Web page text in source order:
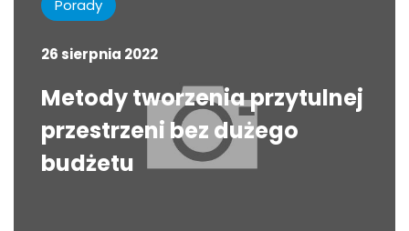
Porady
26 sierpnia 2022
Metody tworzenia przytulnej
przestrzeni bez dużego
budżetu